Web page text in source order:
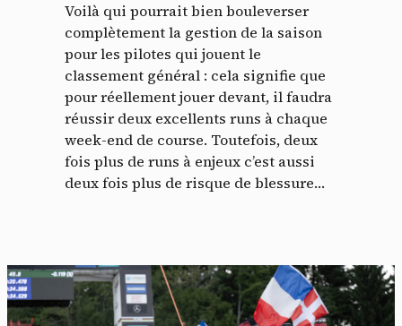
Voilà qui pourrait bien bouleverser
complètement la gestion de la saison
pour les pilotes qui jouent le
classement général : cela signifie que
pour réellement jouer devant, il faudra
réussir deux excellents runs à chaque
week-end de course. Toutefois, deux
fois plus de runs à enjeux c’est aussi
deux fois plus de risque de blessure…
Panneau de gestion des
cookies
En autorisant ces services tiers, vous acceptez le dépôt et la
lecture de cookies et l'utilisation de technologies de suivi
nécessaires à leur bon fonctionnement.